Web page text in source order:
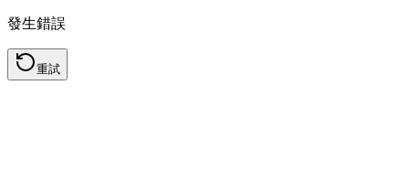
發生錯誤
重試